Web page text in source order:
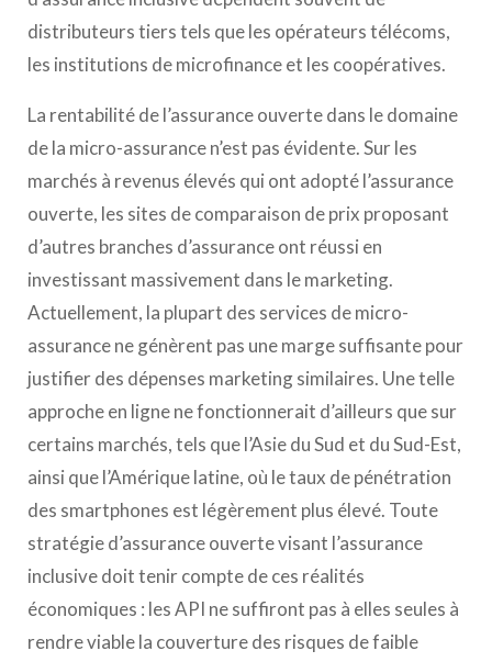
distributeurs tiers tels que les opérateurs télécoms,
les institutions de microfinance et les coopératives.
La rentabilité de l’assurance ouverte dans le domaine
de la micro-assurance n’est pas évidente. Sur les
marchés à revenus élevés qui ont adopté l’assurance
ouverte, les sites de comparaison de prix proposant
d’autres branches d’assurance ont réussi en
investissant massivement dans le marketing.
Actuellement, la plupart des services de micro-
assurance ne génèrent pas une marge suffisante pour
justifier des dépenses marketing similaires. Une telle
approche en ligne ne fonctionnerait d’ailleurs que sur
certains marchés, tels que l’Asie du Sud et du Sud-Est,
ainsi que l’Amérique latine, où le taux de pénétration
des smartphones est légèrement plus élevé. Toute
stratégie d’assurance ouverte visant l’assurance
inclusive doit tenir compte de ces réalités
économiques : les API ne suffiront pas à elles seules à
rendre viable la couverture des risques de faible